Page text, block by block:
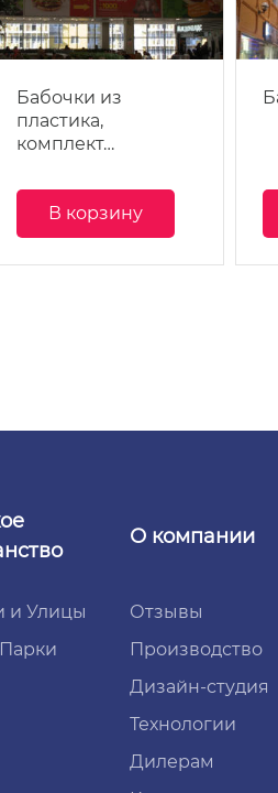
Бабочки из
пластика,
комплект…
В корзину
и Улицы
О компании
Отзывы
Производство
Дизайн-студия
Технологии
Дилерам